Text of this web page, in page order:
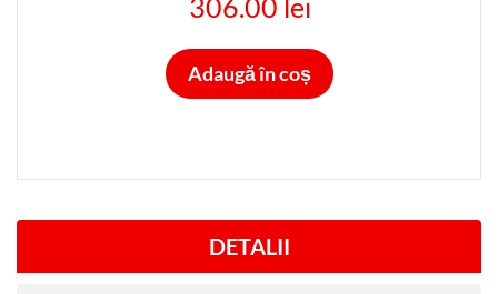
306.00 lei
Adaugă în coș
DETALII